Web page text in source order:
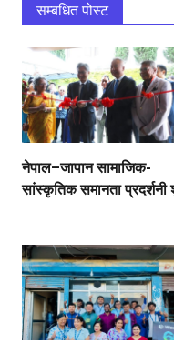
सम्बधित पोस्ट
नेपाल–जापान सामाजिक-
सांस्कृतिक समानता प्रदर्शनी